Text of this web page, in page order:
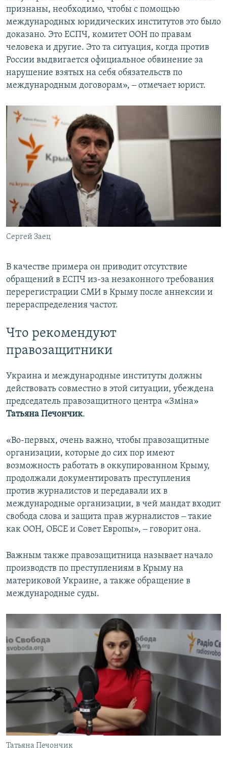
признаны, необходимо, чтобы с помощью
международных юридических институтов это было
доказано. Это ЕСПЧ, комитет ООН по правам
человека и другие. Это та ситуация, когда против
России выдвигается официальное обвинение за
нарушение взятых на себя обязательств по
международным договорам», ‒ отмечает юрист.
Сергей Заец
В качестве примера он приводит отсутствие
обращений в ЕСПЧ из-за незаконного требования
перерегистрации СМИ в Крыму после аннексии и
перераспределения частот.
Что рекомендуют
правозащитники
Украина и международные институты должны
действовать совместно в этой ситуации, убеждена
председатель правозащитного центра «Зміна»
Татьяна Печончик.
«Во-первых, очень важно, чтобы правозащитные
организации, которые до сих пор имеют
возможность работать в оккупированном Крыму,
продолжали документировать преступления
против журналистов и передавали их в
международные организации, в чей мандат входит
свобода слова и защита прав журналистов ‒ такие
как ООН, ОБСЕ и Совет Европы», ‒ говорит она.
Важным также правозащитница называет начало
производств по преступлениям в Крыму на
материковой Украине, а также обращение в
международные суды.
Татьяна Печончик